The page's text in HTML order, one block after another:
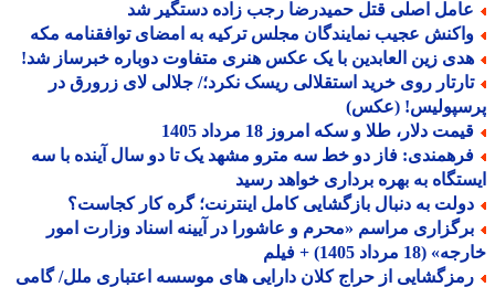
اصلی قتل حمیدرضا رجب زاده دستگیر شد
عجیب نمایندگان مجلس ترکیه به امضای توافقنامه مکه
زین العابدین با یک عکس هنری متفاوت دوباره خبرساز شد!
روی خرید استقلالی ریسک نکرد؛/ جلالی لای زرورق در
(عکس)
دلار، طلا و سکه امروز 18 مرداد 1405
فاز دو خط سه مترو مشهد یک تا دو سال آینده با سه
به بهره برداری خواهد رسید
به دنبال بازگشایی کامل اینترنت؛ گره کار کجاست؟
مراسم «محرم و عاشورا در آیینه اسناد وزارت امور
مرداد 1405) + فیلم
از حراج کلان دارایی های موسسه اعتباری ملل/ گامی